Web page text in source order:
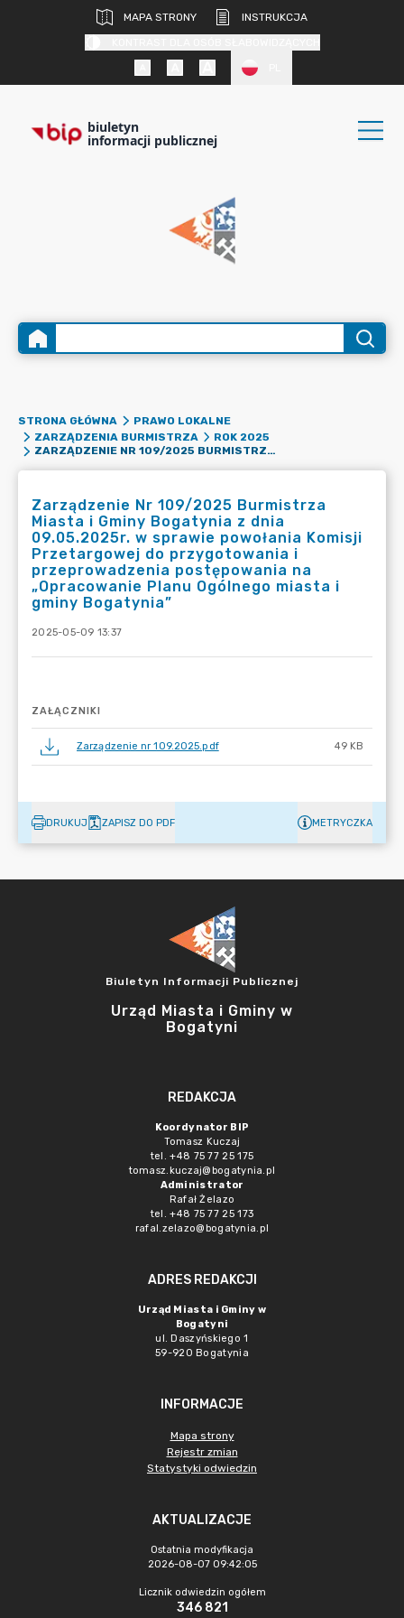
MAPA STRONY
INSTRUKCJA
biuletyn
informacji publicznej
STRONA GŁÓWNA
PRAWO LOKALNE
ZARZĄDZENIA BURMISTRZA
ROK 2025
ZARZĄDZENIE NR 109/2025 BURMISTRZA MIASTA I GMINY BOGATYNIA Z DNIA 09.05.2025R. W SPRAWIE POWOŁANIA KOMISJI PRZETARGOWEJ DO PRZYGOTOWANIA I PRZEPROWADZENIA POSTĘPOWANIA NA „OPRACOWANIE PLANU OGÓLNEGO MIASTA I GMINY BOGATYNIA”
Zarządzenie Nr 109/2025 Burmistrza
Miasta i Gminy Bogatynia z dnia
09.05.2025r. w sprawie powołania Komisji
Przetargowej do przygotowania i
przeprowadzenia postępowania na
„Opracowanie Planu Ogólnego miasta i
gminy Bogatynia”
2025-05-09 13:37
ZAŁĄCZNIKI
Zarządzenie nr 109.2025.pdf 49 KB
DRUKUJ ZAPISZ DO PDF METRYCZKA
Biuletyn Informacji Publicznej
Urząd Miasta i Gminy w
Bogatyni
REDAKCJA
Koordynator BIP
Tomasz Kuczaj
tel. +48 75 77 25 175
tomasz.kuczaj@bogatynia.pl
Administrator
Rafał Żelazo
tel. +48 75 77 25 173
rafal.zelazo@bogatynia.pl
ADRES REDAKCJI
Urząd Miasta i Gminy w
Bogatyni
ul. Daszyńskiego 1
59-920 Bogatynia
INFORMACJE
Mapa strony
Rejestr zmian
Statystyki odwiedzin
AKTUALIZACJE
Ostatnia modyfikacja
2026-08-07 09:42:05
Licznik odwiedzin ogółem
346 821